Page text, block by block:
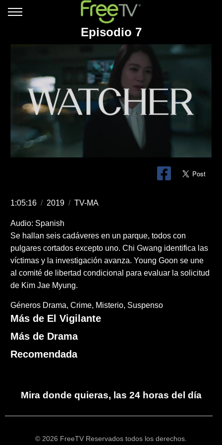
Episodio 7
1:05:16 / 2019 / TV-MA
Audio: Spanish
Se hallan seis cadáveres en un parque, todos con
pulgares cortados excepto uno. Chi Gwang identifica las
víctimas y la investigación avanza. Young Goon se une
al comité de libertad condicional para evaluar la solicitud
de Kim Jae Myung.
Géneros Drama Crime Misterio Suspenso
Más de El Vigilante
Más de Drama
Recomendada
Mira donde quieras, las 24 horas del día
© 2026 FreeTV Reservados todos los derechos.